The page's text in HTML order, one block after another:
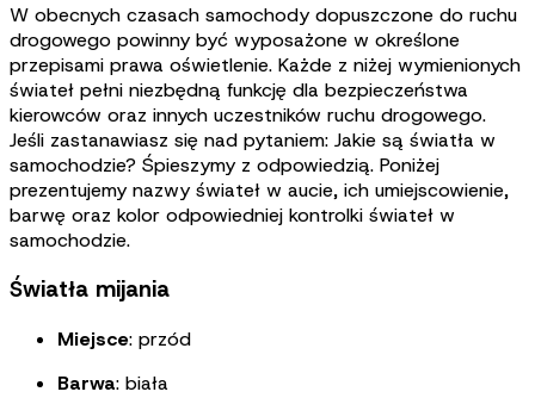
W obecnych czasach samochody dopuszczone do ruchu
drogowego powinny być wyposażone w określone
przepisami prawa oświetlenie. Każde z niżej wymienionych
świateł pełni niezbędną funkcję dla bezpieczeństwa
kierowców oraz innych uczestników ruchu drogowego.
Jeśli zastanawiasz się nad pytaniem: Jakie są światła w
samochodzie? Śpieszymy z odpowiedzią. Poniżej
prezentujemy nazwy świateł w aucie, ich umiejscowienie,
barwę oraz kolor odpowiedniej kontrolki świateł w
samochodzie.
Światła mijania
Miejsce: przód
Barwa: biała